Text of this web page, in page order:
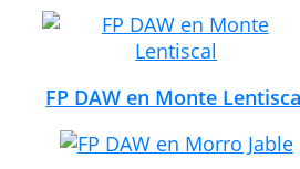
FP DAW en Monte